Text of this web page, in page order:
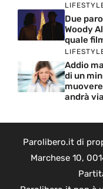
Due
Woody
quale
Addio
di un
andrà via
Parolibero.it di
Marchese 10,